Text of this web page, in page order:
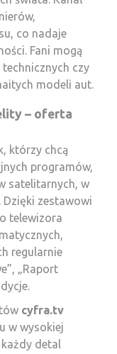
co nadaje
Fani mogą
czy
modeli aut.
– oferta
którzy chcą
programów,
satelitarnych, w
. Dzięki zestawowi
telewizora
regularnie
„Raport
cyfra.tv
w wysokiej
detal